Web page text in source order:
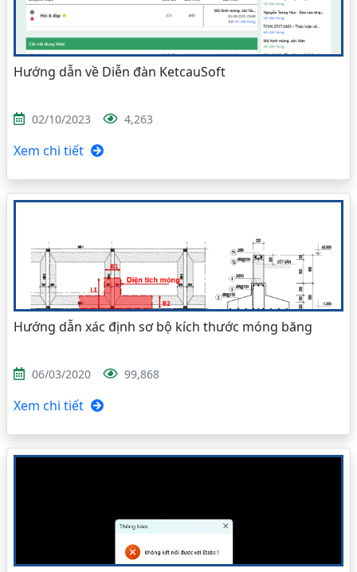
Hướng dẫn về Diễn đàn KetcauSoft
02/10/2023 4,263
Xem chi tiết
Hướng dẫn xác định sơ bộ kích thước móng băng
06/03/2020 99,868
Xem chi tiết